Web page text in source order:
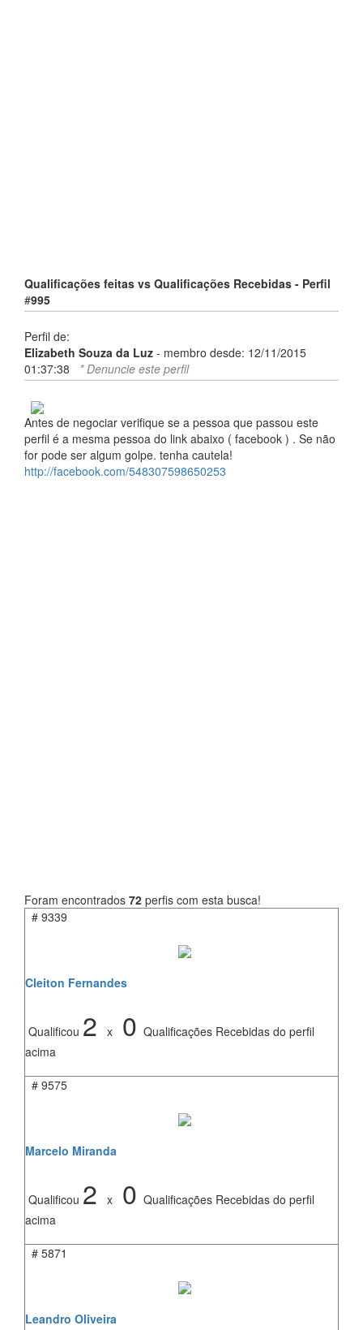
Qualificações feitas vs Qualificações Recebidas - Perfil
#995
Perfil de:
Elizabeth Souza da Luz - membro desde: 12/11/2015
01:37:38
* Denuncie este perfil
Antes de negociar verifique se a pessoa que passou este
perfil é a mesma pessoa do link abaixo ( facebook ) . Se não
for pode ser algum golpe. tenha cautela!
http://facebook.com/548307598650253
Foram encontrados 72 perfis com esta busca!
# 9339
Cleiton Fernandes
Qualificou 2 x 0 Qualificações Recebidas do perfil
acima
# 9575
Marcelo Miranda
Qualificou 2 x 0 Qualificações Recebidas do perfil
acima
# 5871
Leandro Oliveira